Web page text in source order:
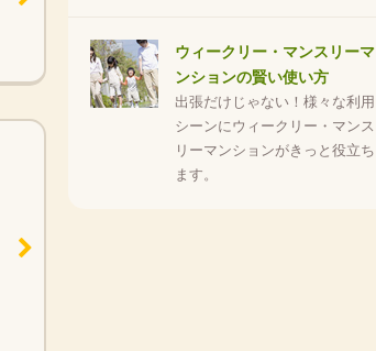
ウィークリー・マンスリーマ
ンションの賢い使い方
出張だけじゃない！様々な利用
シーンにウィークリー・マンス
リーマンションがきっと役立ち
ます。